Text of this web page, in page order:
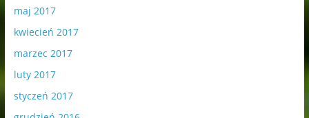
maj 2017
kwiecień 2017
marzec 2017
luty 2017
styczeń 2017